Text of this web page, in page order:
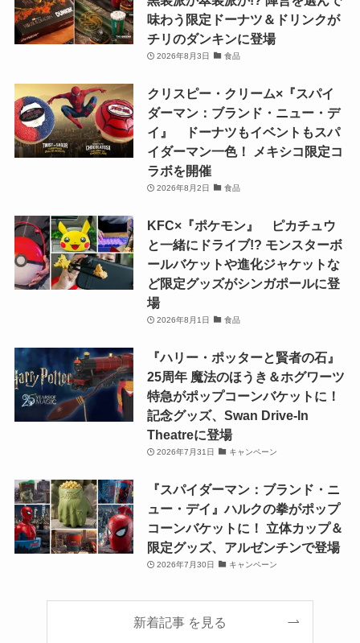
味わう限定ドーナツ＆ドリンクが
チリのダンキンに登場
2026年8月3日 食品
クリスピー・クリーム×『スパイ
ダーマン：ブランド・ニュー・デ
イ』 ドーナツもイベントもスパ
イダーマン一色！ メキシコ限定コ
ラボを開催
2026年8月2日 食品
KFC×『ポケモン』 ピカチュウ
と一緒にドライブ!? モンスターボ
ールバケットや進化ジャケットな
ど限定グッズがシンガポールに登
場
2026年8月1日 食品
『ハリー・ポッターと賢者の石』
25周年 魔法のほうき＆ホグワーツ
特急がポップコーンバケットに！
記念グッズ、Swan Drive-In
Theatreに登場
2026年7月31日 キャンペーン
『スパイダーマン：ブランド・ニ
ュー・デイ』ハルクの拳がポップ
コーンバケットに！ 立体カップ＆
限定グッズ、アルゼンチンで登場
2026年7月30日 キャンペーン
新着記事 を見る